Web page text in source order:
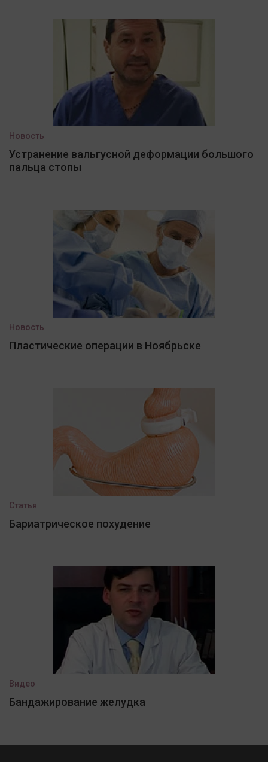
Новость
Устранение вальгусной деформации большого
пальца стопы
Новость
Пластические операции в Ноябрьске
Статья
Бариатрическое похудение
Видео
Бандажирование желудка